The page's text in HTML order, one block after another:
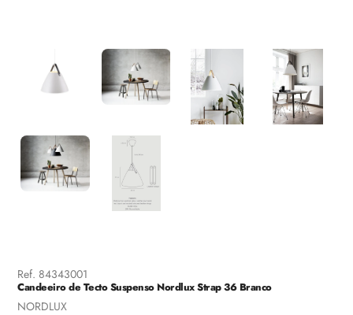
Ref. 84343001
Candeeiro de Tecto Suspenso Nordlux Strap 36 Branco
Fornecedor
NORDLUX